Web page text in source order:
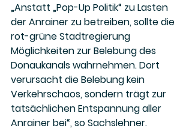
„Anstatt „Pop-Up Politik“ zu Lasten
der Anrainer zu betreiben, sollte die
rot-grüne Stadtregierung
Möglichkeiten zur Belebung des
Donaukanals wahrnehmen. Dort
verursacht die Belebung kein
Verkehrschaos, sondern trägt zur
tatsächlichen Entspannung aller
Anrainer bei“, so Sachslehner.